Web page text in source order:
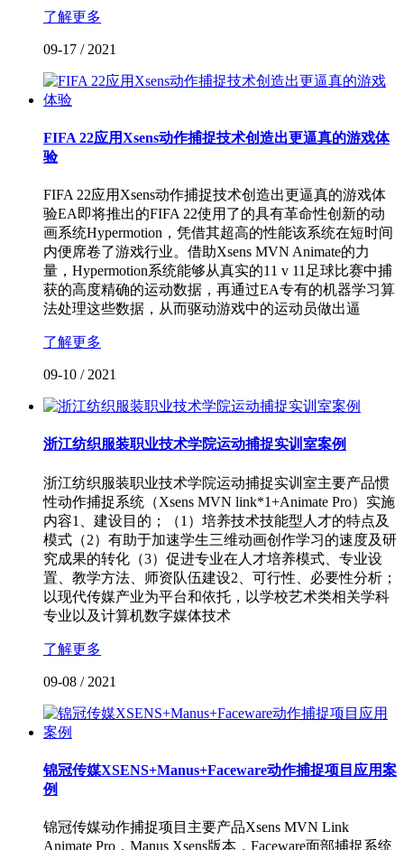
了解更多
09-17 / 2021
FIFA 22应用Xsens动作捕捉技术创造出更逼真的游戏体
验
FIFA 22应用Xsens动作捕捉技术创造出更逼真的游戏体
验EA即将推出的FIFA 22使用了的具有革命性创新的动
画系统Hypermotion，凭借其超高的性能该系统在短时间
内便席卷了游戏行业。借助Xsens MVN Animate的力
量，Hypermotion系统能够从真实的11 v 11足球比赛中捕
获的高度精确的运动数据，再通过EA专有的机器学习算
法处理这些数据，从而驱动游戏中的运动员做出逼
了解更多
09-10 / 2021
浙江纺织服装职业技术学院运动捕捉实训室案例
浙江纺织服装职业技术学院运动捕捉实训室主要产品惯
性动作捕捉系统（Xsens MVN link*1+Animate Pro）实施
内容1、建设目的；（1）培养技术技能型人才的特点及
模式（2）有助于加速学生三维动画创作学习的速度及研
究成果的转化（3）促进专业在人才培养模式、专业设
置、教学方法、师资队伍建设2、可行性、必要性分析；
以现代传媒产业为平台和依托，以学校艺术类相关学科
专业以及计算机数字媒体技术
了解更多
09-08 / 2021
锦冠传媒XSENS+Manus+Faceware动作捕捉项目应用案
例
锦冠传媒动作捕捉项目主要产品Xsens MVN Link
Animate Pro，Manus Xsens版本，Faceware面部捕捉系统